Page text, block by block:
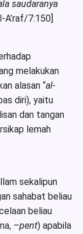
saudaranya
A’raf/7:150]
melakukan
alasan “al-
diri), yaitu
dan tangan
lemah
sekalipun
sahabat beliau
beliau
–pent) apabila